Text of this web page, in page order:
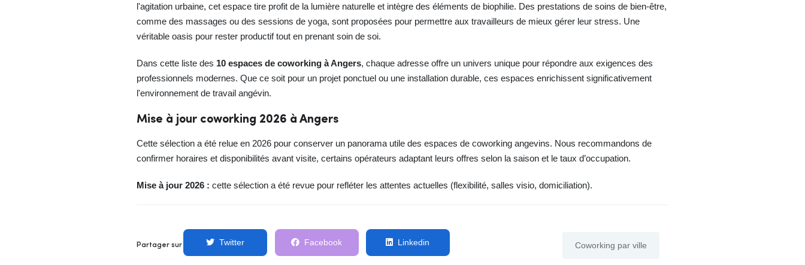
l'agitation urbaine, cet espace tire profit de la lumière naturelle et intègre des éléments de biophilie. Des prestations de soins de bien-être,
comme des massages ou des sessions de yoga, sont proposées pour permettre aux travailleurs de mieux gérer leur stress. Une
véritable oasis pour rester productif tout en prenant soin de soi.
Dans cette liste des 10 espaces de coworking à Angers, chaque adresse offre un univers unique pour répondre aux exigences des
professionnels modernes. Que ce soit pour un projet ponctuel ou une installation durable, ces espaces enrichissent significativement
l'environnement de travail angévin.
Mise à jour coworking 2026 à Angers
Cette sélection a été relue en 2026 pour conserver un panorama utile des espaces de coworking angevins. Nous recommandons de
confirmer horaires et disponibilités avant visite, certains opérateurs adaptant leurs offres selon la saison et le taux d’occupation.
Mise à jour 2026 : cette sélection a été revue pour refléter les attentes actuelles (flexibilité, salles visio, domiciliation).
Partager sur Twitter Facebook Linkedin Coworking par ville